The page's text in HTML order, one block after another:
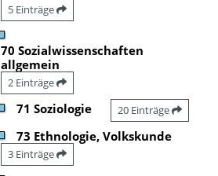
5 Einträge
70 Sozialwissenschaften
allgemein
2 Einträge
71 Soziologie 20 Einträge
73 Ethnologie, Volkskunde
3 Einträge